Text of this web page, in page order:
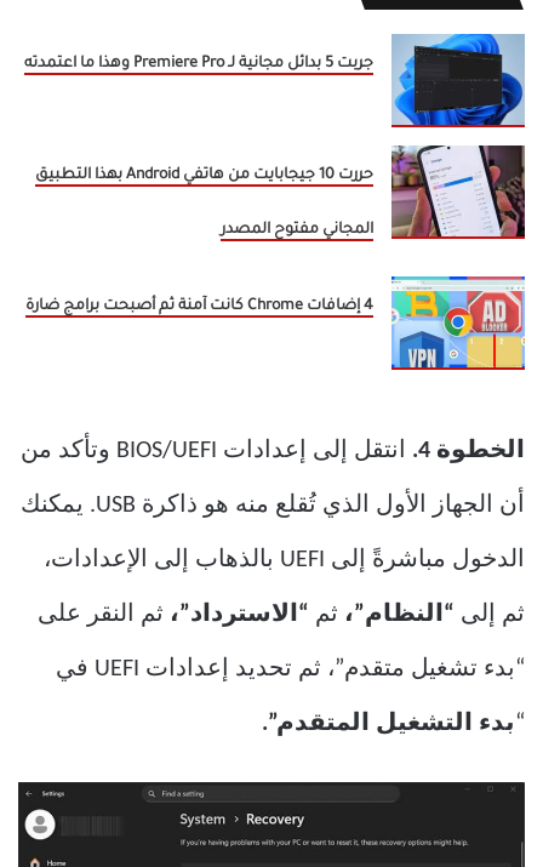
جربت 5 بدائل مجانية لـ Premiere Pro وهذا ما اعتمدته
حررت 10 جيجابايت من هاتفي Android بهذا التطبيق
المجاني مفتوح المصدر
4 إضافات Chrome كانت آمنة ثم أصبحت برامج ضارة
الخطوة 4. انتقل إلى إعدادات BIOS/UEFI وتأكد من
أن الجهاز الأول الذي تُقلع منه هو ذاكرة USB. يمكنك
الدخول مباشرةً إلى UEFI بالذهاب إلى الإعدادات،
ثم إلى “النظام”، ثم “الاسترداد”، ثم النقر على
“بدء تشغيل متقدم”، ثم تحديد إعدادات UEFI في
“ بدء التشغيل المتقدم”.